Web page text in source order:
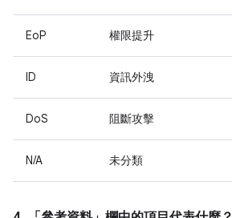
EoP 權限提升
ID 資訊外洩
DoS 阻斷攻擊
N/A 未分類